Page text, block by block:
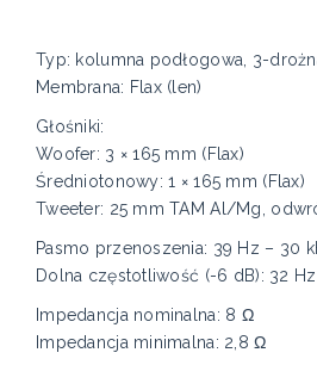
Typ: kolumna podłogowa, 3-
Membrana: Flax (len)
Głośniki:
Woofer: 3 × 165 mm (Flax)
Średniotonowy: 1 × 165 mm (Flax)
Tweeter: 25 mm TAM Al/Mg,
Pasmo przenoszenia: 39 Hz – 30
Dolna częstotliwość (-6 dB): 32 Hz
Impedancja nominalna: 8 Ω
Impedancja minimalna: 2,8 Ω